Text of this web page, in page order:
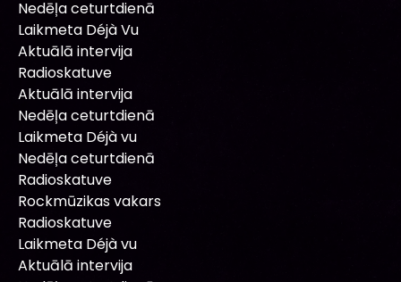
Nedēļa ceturtdienā
Laikmeta Déjà Vu
Aktuālā intervija
Radioskatuve
Aktuālā intervija
Nedēļa ceturtdienā
Laikmeta Déjà vu
Nedēļa ceturtdienā
Radioskatuve
Rockmūzikas vakars
Radioskatuve
Laikmeta Déjà vu
Aktuālā intervija